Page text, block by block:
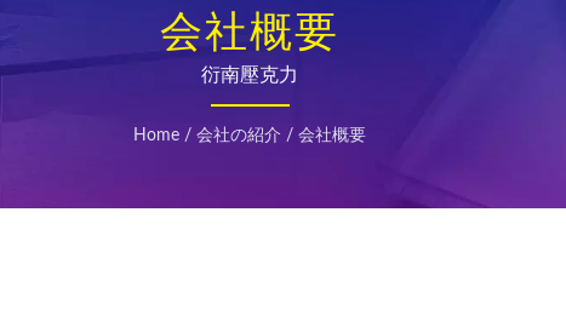
会社概要
衍南壓克力
Home / 会社の紹介 / 会社概要